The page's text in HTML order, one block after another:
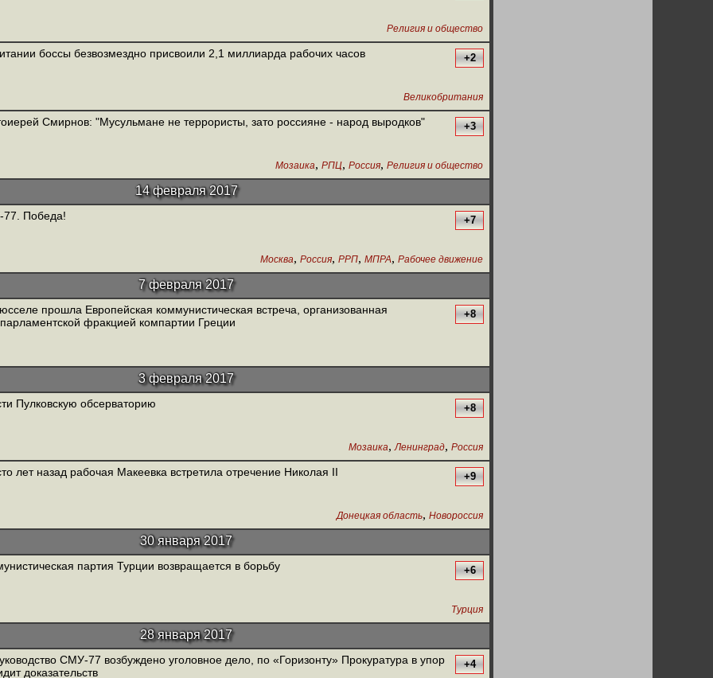
Религия и общество
боссы безвозмездно присвоили 2,1 миллиарда рабочих часов +2
Великобритания
Смирнов: "Мусульмане не террористы, зато россияне - народ выродков" +3
Мозаика, РПЦ, Россия, Религия и общество
14 февраля 2017
Победа! +7
Москва, Россия, РРП, МПРА, Рабочее движение
7 февраля 2017
прошла Европейская коммунистическая встреча, организованная
фракцией компартии Греции
+8
3 февраля 2017
Пулковскую обсерваторию +8
Мозаика, Ленинград, Россия
лет назад рабочая Макеевка встретила отречение Николая II +9
Донецкая область, Новороссия
30 января 2017
партия Турции возвращается в борьбу +6
Турция
28 января 2017
СМУ-77 возбуждено уголовное дело, по «Горизонту» Прокуратура в упор
доказательств
+4